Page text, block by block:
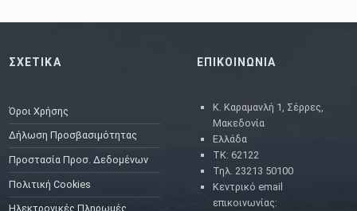
ΣΧΕΤΙΚΑ
Όροι Χρήσης
Δήλωση Προσβασιμότητας
Προστασία Προσ. Δεδομένων
Πολιτική Cookies
Ηλεκτρονικές Πληρωμές
ΕΠΙΚΟΙΝΩΝΙΑ
Κ. Καραμανλή 1, Σέρρες,
Μακεδονία
Ελλάδα
ΤΚ: 62122
Τηλ. 23213 50100
Κεντρικό email
επικοινωνίας: